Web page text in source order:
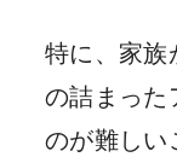
特に、家族
の詰まった
のが難しい